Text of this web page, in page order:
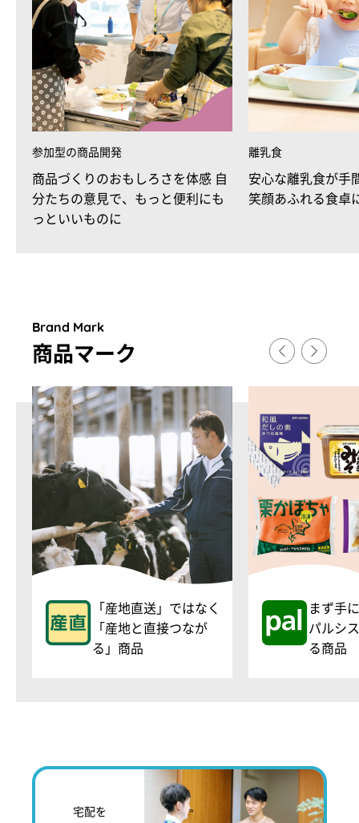
参加型の商品開発
商品づくりのおもしろさを体感 自
分たちの意見で、もっと便利にも
っといいものに
離乳食
安心な離乳食が手
笑顔あふれる食卓
Brand Mark
商品マーク
「産地直送」ではなく
「産地と直接つなが
る」商品
まず手
パルシ
る商品
宅配を